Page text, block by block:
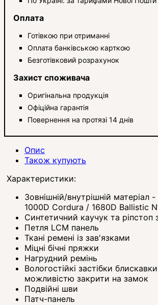
Оплата
Готівкою при отриманні
Оплата банківською карткою
Безготівковий розрахунок
Захист споживача
Оригінальна продукція
Офіційна гарантія
Повернення на протязі 14 днів
Опис
Також купують
Характеристики:
Зовнішній/внутрішній матеріал
1000D Cordura / 1680D Ballistic
Синтетичний каучук та ріпстоп
Петля LCM панель
Ткані ремені із зав'язками
Міцні бічні пряжки
Нагрудний ремінь
Вологостійкі застібки
можливістю закрити на замок
Подвійні шви
Патч-панель